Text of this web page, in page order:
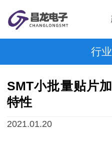
行
SMT小批量贴片
特性
2021.01.20